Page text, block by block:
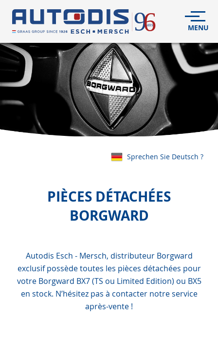
VÉHICULESNEUFS
VÉHICULESD'OCCASION
DÉCOUVREZNOUS
Sprechen Sie Deutsch ?
PIÈCES DÉTACHÉES
BORGWARD
Autodis Esch - Mersch, distributeur Borgward
exclusif possède toutes les pièces détachées pour
votre Borgward BX7 (TS ou Limited Edition) ou BX5
en stock. N’hésitez pas à contacter notre service
après-vente !